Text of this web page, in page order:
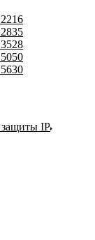
защиты IP